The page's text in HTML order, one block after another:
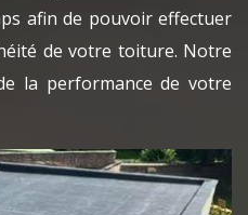
afin de pouvoir effectuer
de votre toiture. Notre
la performance de votre